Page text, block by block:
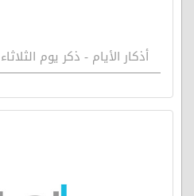
أذكار الأيام - ذكر يوم الثلاثاء